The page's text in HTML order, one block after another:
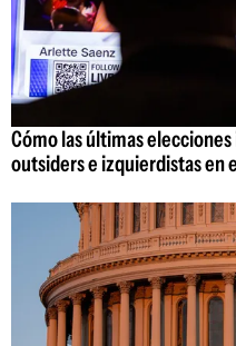
Cómo las últimas
outsiders e izquierdistas en